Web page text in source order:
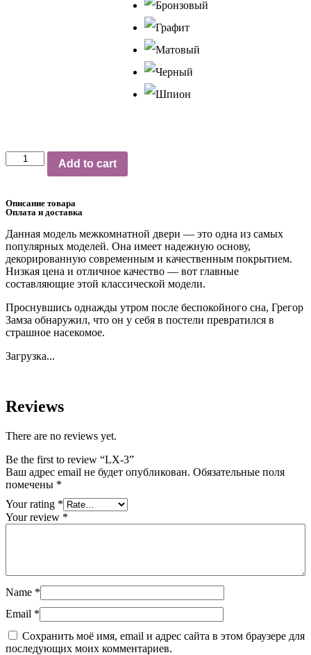
3
Add to cart
Описание товара
Оплата и доставка
Данная модель межкомнатной двери — это одна из самых
популярных моделей. Она имеет надежную основу,
декорированную современным и качественным покрытием.
Низкая цена и отличное качество — вот главные
составляющие этой классической модели.
Проснувшись однажды утром после беспокойного сна, Грегор
Замза обнаружил, что он у себя в постели превратился в
страшное насекомое.
Загрузка...
Reviews
There are no reviews yet.
Be the first to review “LX-3”
Ваш адрес email не будет опубликован. Обязательные поля
помечены *
Your rating *
Your review *
Name *
Email *
Сохранить моё имя, email и адрес сайта в этом браузере для
последующих моих комментариев.